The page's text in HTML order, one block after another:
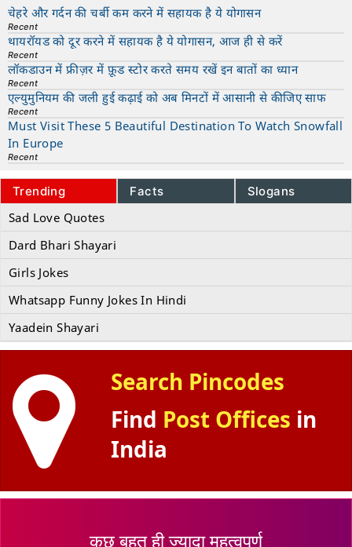
चेहरे और गर्दन की चर्बी कम करने में सहायक है ये योगासन
Recent
थायरॉयड को दूर करने में सहायक है ये योगासन, आज ही से करें
Recent
लॉकडाउन में फ्रीज़र में फ़ूड स्टोर करते समय रखें इन बातों का ध्यान
Recent
एल्युमुनियम की जली हुई कढ़ाई को अब मिनटों में आसानी से कीजिए साफ
Recent
Must Visit These 5 Beautiful Destination To Watch Snowfall
In Europe
Recent
Trending Facts Slogans
Sad Love Quotes
Dard Bhari Shayari
Girls Jokes
Whatsapp Funny Jokes In Hindi
Yaadein Shayari
Search Pincodes
Find Post Offices in
India
कुछ बहुत ही ज्यादा महत्वपूर्ण